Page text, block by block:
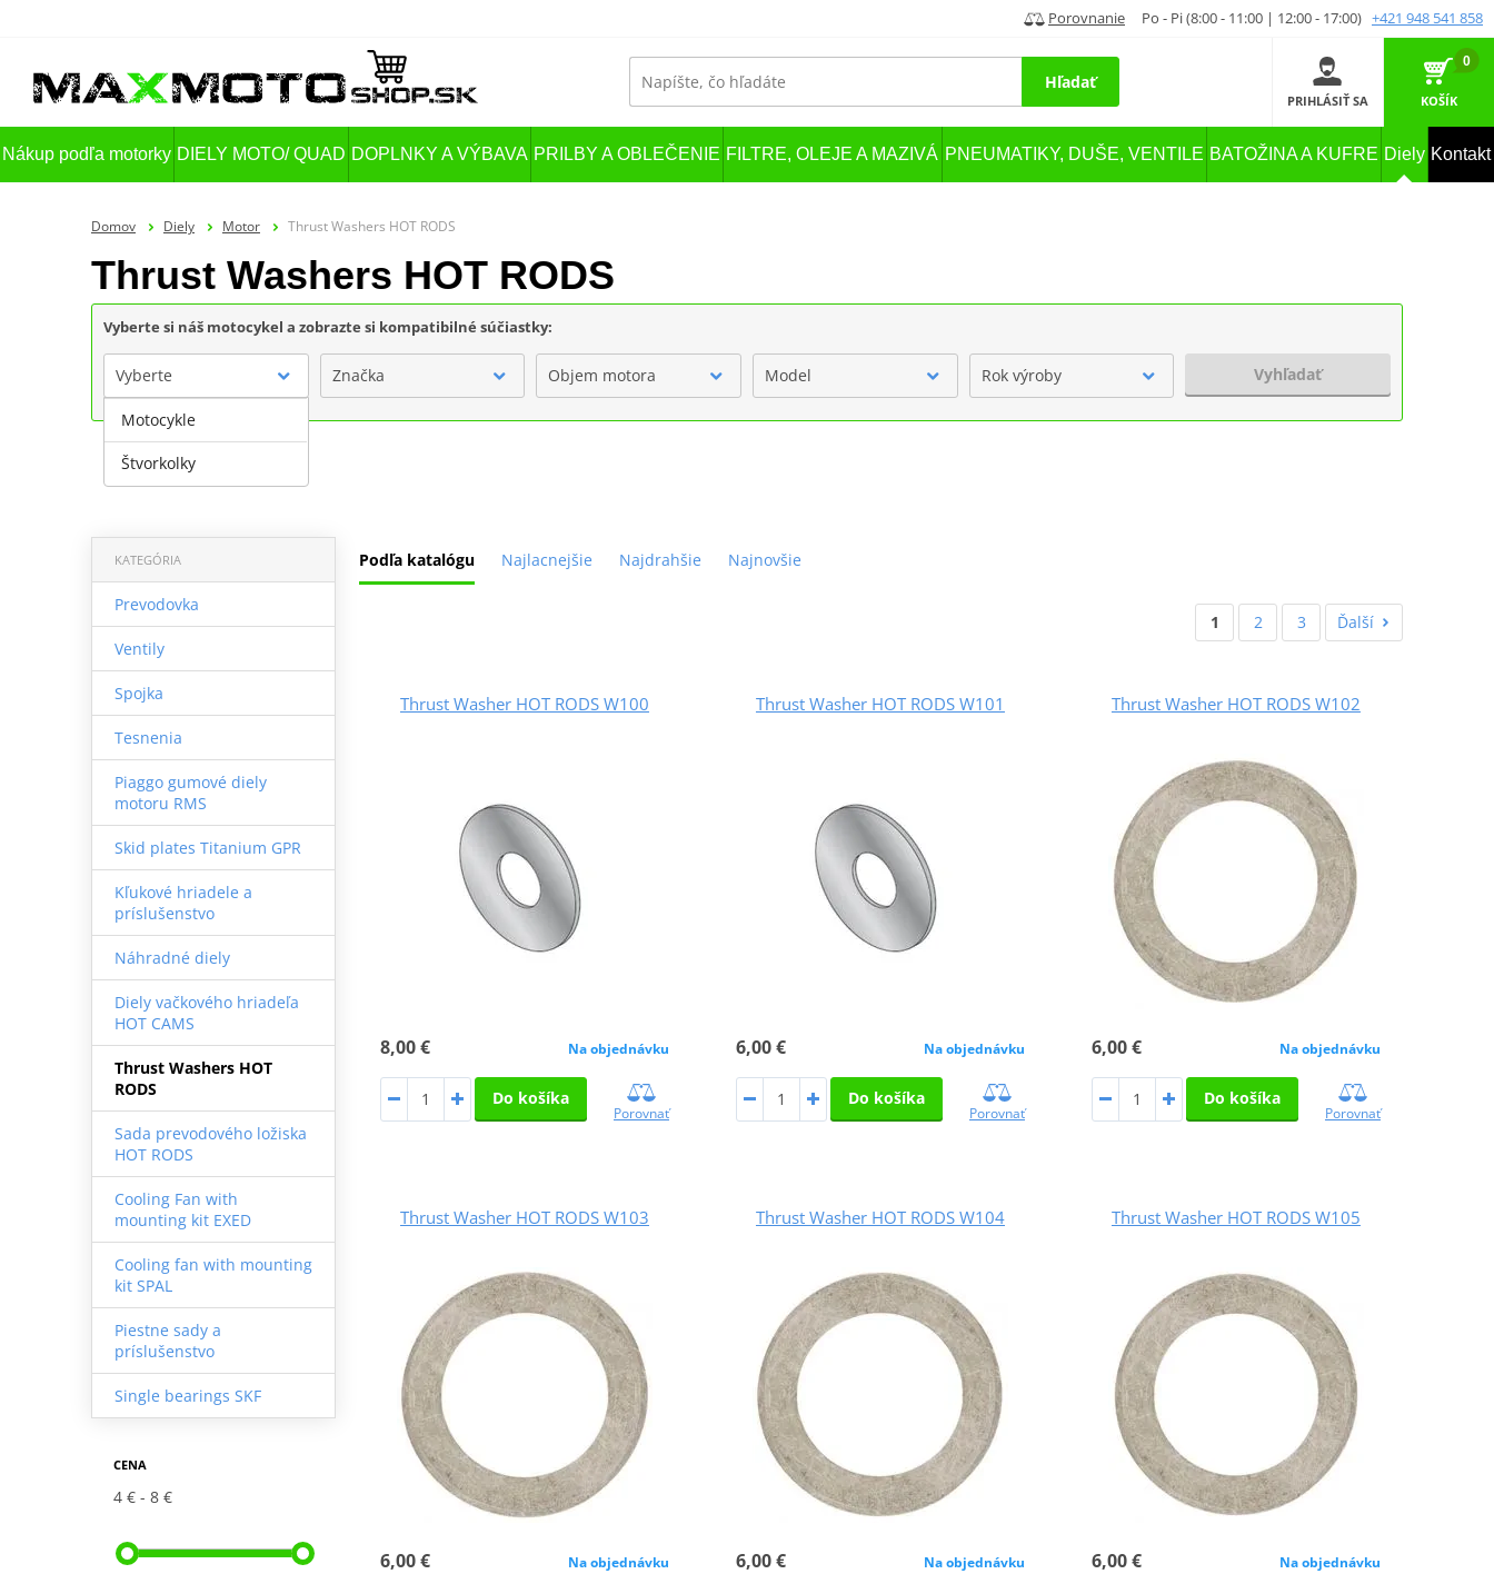
Porovnanie Po - Pi (8:00 - 11:00 | 12:00 - 17:00) +421 948 541 858
Hľadať
PRIHLÁSIŤ SA
0
KOŠÍK
Nákup podľa motorky DIELY MOTO/ QUAD DOPLNKY A VÝBAVA PRILBY A OBLEČENIE FILTRE, OLEJE A MAZIVÁ PNEUMATIKY, DUŠE, VENTILE BATOŽINA A KUFRE Diely Kontakt
Domov Diely Motor Thrust Washers HOT RODS
Thrust Washers HOT RODS
Vyberte si náš motocykel a zobrazte si kompatibilné súčiastky:
Vyberte Značka Objem motora Model Rok výroby Vyhľadať
Podľa katalógu Najlacnejšie Najdrahšie Najnovšie
KATEGÓRIA
Prevodovka
Ventily
Spojka
Tesnenia
Piaggo gumové diely
motoru RMS
Skid plates Titanium GPR
Kľukové hriadele a
príslušenstvo
Náhradné diely
Diely vačkového hriadeľa
HOT CAMS
Thrust Washers HOT
RODS
Sada prevodového ložiska
HOT RODS
Cooling Fan with
mounting kit EXED
Cooling fan with mounting
kit SPAL
Piestne sady a
príslušenstvo
Single bearings SKF
CENA
4 € 8 €
1 2 3 Ďalší
Thrust Washer HOT RODS W100
8,00 € Na objednávku
Do košíka
Porovnať
Thrust Washer HOT RODS W101
6,00 € Na objednávku
Do košíka
Porovnať
Thrust Washer HOT RODS W102
6,00 € Na objednávku
Do košíka
Porovnať
Thrust Washer HOT RODS W103
6,00 € Na objednávku
Thrust Washer HOT RODS W104
6,00 € Na objednávku
Thrust Washer HOT RODS W105
6,00 € Na objednávku
Motocykle
Štvorkolky